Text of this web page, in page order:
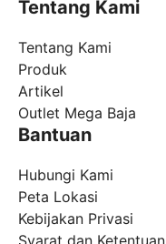
Tentang Kami
Tentang Kami
Produk
Artikel
Outlet Mega Baja
Bantuan
Hubungi Kami
Peta Lokasi
Kebijakan Privasi
Syarat dan Ketentuan